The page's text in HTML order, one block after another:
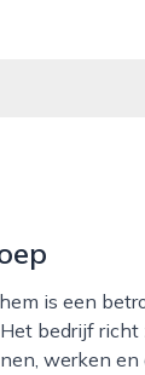
bedrijf
werken